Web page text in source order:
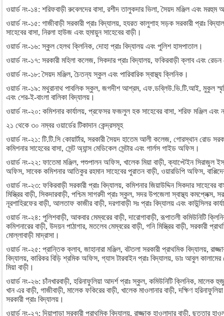
ওয়ার্ড নং-১৪: শরিফবাড়ী রুবেলদের বাসা, রশীদ তালুকদার ভিলা, সৈয়দ মঞ্জিল এবং মরহুম
ওয়ার্ড নং-১৫: গাজীবাড়ী সরকারী প্রাঃ বিদ্যালয়, হযরত কালুশাহ সড়ক সরকারী প্রাঃ
সাহেবের বাসা, নিরলা হাউজ এবং হুমায়ুন সাহেবের বাড়ী।
ওয়ার্ড নং-১৬: স্কুল হেলথ ক্লিনিক, দোহা প্রাঃ বিদ্যালয় এবং পুলিশ হাসপাতাল।
ওয়ার্ড নং-১৭: সরকারী মহিলা কলেজ, সিকদার প্রাঃ বিদ্যালয়, ফকিরবাড়ী ক্লাব এবং রেডন
ওয়ার্ড নং-১৮: সৈয়দ মঞ্জিল, চৈতন্য স্কুল এবং পারিবারিক স্বাস্থ্য ক্লিনিক।
ওয়ার্ড নং-১৯: মথুরানাথ পাবলিক স্কুল, জগদীশ আশ্রম, এফ.ডব্লিউ.ভি.টি.আই, মুকুল স্মৃতি
এবং শের-ই-বাংলা বালিকা বিদ্যালয়।
ওয়ার্ড নং-২০: কমিশনার কার্যালয়, প্রফেসর ফজলুল হক সাহেবের বাসা, শরিফ মঞ্জিল এবং
২১ থেকে ৩০ নম্বর ওয়ার্ডের টিকাদান কেন্দ্রসমূহ
ওয়ার্ড নং-২১: টি.টি.সি কোয়ার্টার, সরকারী সৈয়দ হাতেম আলী কলেজ, গোরস্থান রোড
কমিশনার সাহেবের বাসা, সেন্ট অ্যান্স মেডিকেল সেন্টার এবং গার্লস গাইড অফিস।
ওয়ার্ড নং-২২: ফাতেমা মঞ্জিল, পশুপালন অফিস, খালেক মিয়া বাড়ী, ক্যাপ্টেইন সিরাজুল
অফিস, সাবেক কমিশনার আতিকুর রহমান সাহেবের পুরাতন বাড়ী, ওয়ারডিপি অফিস,
ওয়ার্ড নং-২৩: ফকিরবাড়ী সরকারী প্রাঃ বিদ্যালয়, কমিশনার জিয়াউদ্দিন সিকদার সাহেবের
মিস্ত্রির বাড়ী, সিকদারবাড়ী, পশ্চিম সাগরদী প্রাঃ স্কুল, সদর উপজেলা স্বাস্থ্য কমপ্লেক্স,
নূরশাহিরফের বাড়ী, আলতাফ কাজীর বাড়ী, দরগাবাড়ী সঃ প্রাঃ বিদ্যালয় এবং কাউন্সিলর
ওয়ার্ড নং-২৪: পুলিশবাড়ী, আকবার মেম্বরের বাড়ী, দারোগাবাড়ী, রূপাতলী কমিউনিটি
কমিশনারের বাড়ী, উদয়ন পাঠাগার, মতলেব মেম্বরের বাড়ী, গনি মিস্ত্রির বাড়ী, সরকারী
মোল্লাবাড়ী মাদ্রাসা।
ওয়ার্ড নং-২৫: প্রান্তিক ক্লাব, জাহানারা মঞ্জিল, বটতলা সরকারী প্রাথমিক বিদ্যালয়,
বিদ্যালয়, কারিকর বিড়ি শ্রমিক অফিস, গ্যাস টারবাইন প্রাঃ বিদ্যালয়, ডাঃ আবুল
মিয়া বাড়ী।
ওয়ার্ড নং-২৬: চাঁনখারবাড়ী, হরিনাফুলিয়া আদর্শ প্রাঃ স্কুল, কমিউনিটি ক্লিনিক, মালেক
খান এর বাড়ী, গাজীবাড়ী, মালেক ফকিরের বাড়ী, খালেক মাওলানার বাড়ী, দক্ষিণ
সরকারী প্রাঃ বিদ্যালয়।
ওয়ার্ড নং-২৭: দিয়াপাড়া সরকারী প্রাথমিক বিদ্যালয়, রাজ্জাক হাওলাদার বাড়ী, ছত্তার